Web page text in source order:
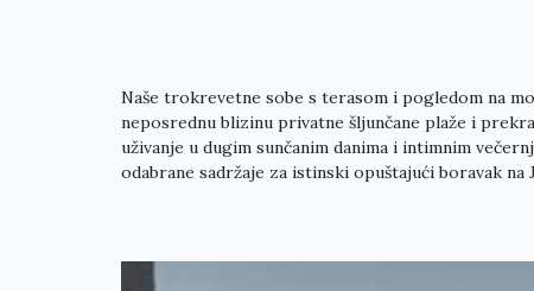
Naše trokrevetne sobe s terasom i pogledom na
neposrednu blizinu privatne šljunčane plaže i
uživanje u dugim sunčanim danima i intimnim
odabrane sadržaje za istinski opuštajući boravak na